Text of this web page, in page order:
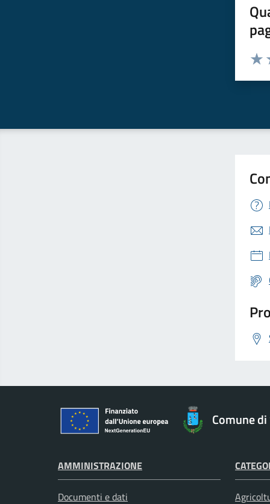
Comune
AMMINISTRAZIONE
Documenti e dati